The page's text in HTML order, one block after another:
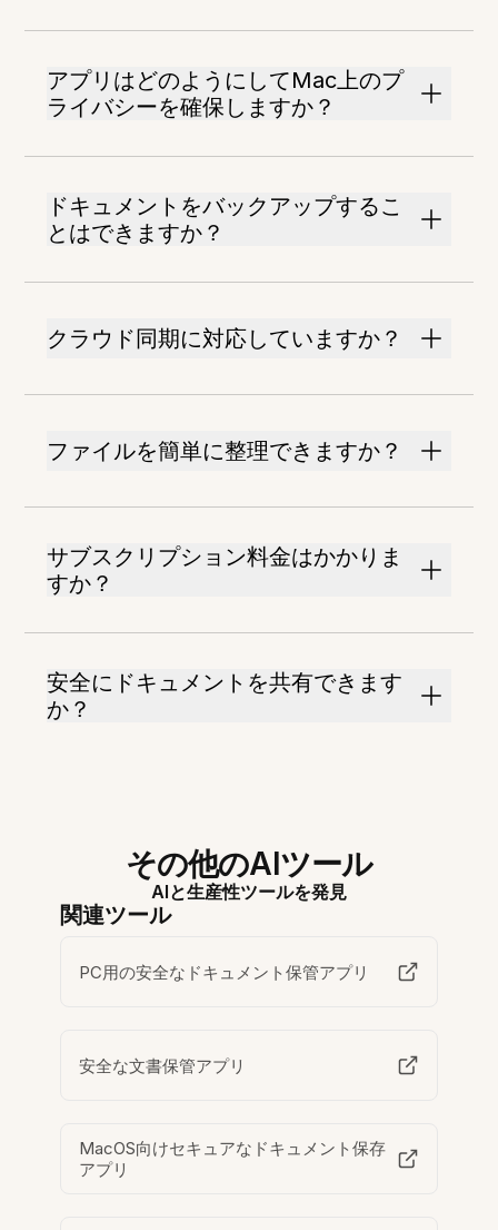
アプリはどのようにしてMac上のプ
ライバシーを確保しますか？
ドキュメントをバックアップするこ
とはできますか？
クラウド同期に対応していますか？
ファイルを簡単に整理できますか？
サブスクリプション料金はかかりま
すか？
安全にドキュメントを共有できます
か？
その他のAIツール
AIと生産性ツールを発見
関連ツール
PC用の安全なドキュメント保管アプリ
安全な文書保管アプリ
MacOS向けセキュアなドキュメント保存
アプリ